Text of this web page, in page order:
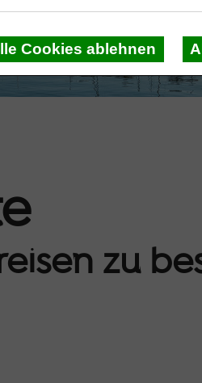
zu
Cookies ablehnen